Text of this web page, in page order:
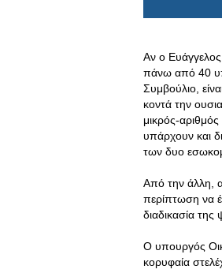
Αν ο
πάνω από 40
Συμβούλιο,
κοντά την
μικρός-
υπάρχουν και
των δυο
Από την άλλη,
περίπτωση να
διαδικασία
Ο υπουργός
κορυφαία